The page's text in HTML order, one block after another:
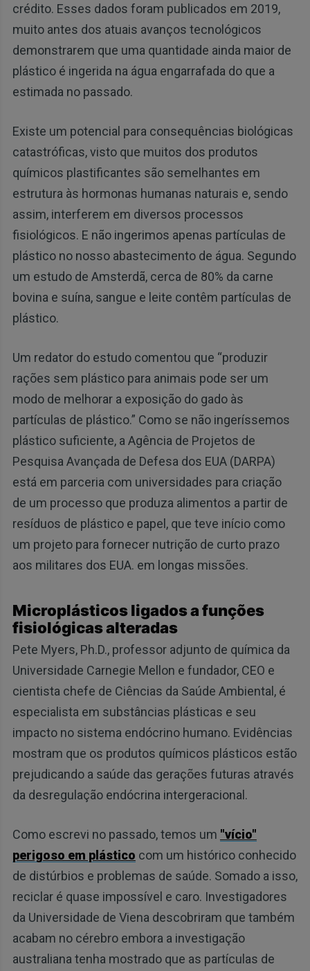
crédito. Esses dados foram publicados em 2019,
muito antes dos atuais avanços tecnológicos
demonstrarem que uma quantidade ainda maior de
plástico é ingerida na água engarrafada do que a
estimada no passado.
Existe um potencial para consequências biológicas
catastróficas, visto que muitos dos produtos
químicos plastificantes são semelhantes em
estrutura às hormonas humanas naturais e, sendo
assim, interferem em diversos processos
fisiológicos. E não ingerimos apenas partículas de
plástico no nosso abastecimento de água. Segundo
um estudo de Amsterdã, cerca de 80% da carne
bovina e suína, sangue e leite contêm partículas de
plástico.
Um redator do estudo comentou que “produzir
rações sem plástico para animais pode ser um
modo de melhorar a exposição do gado às
partículas de plástico.” Como se não ingeríssemos
plástico suficiente, a Agência de Projetos de
Pesquisa Avançada de Defesa dos EUA (DARPA)
está em parceria com universidades para criação
de um processo que produza alimentos a partir de
resíduos de plástico e papel, que teve início como
um projeto para fornecer nutrição de curto prazo
aos militares dos EUA. em longas missões.
Microplásticos ligados a funções
fisiológicas alteradas
Pete Myers, Ph.D., professor adjunto de química da
Universidade Carnegie Mellon e fundador, CEO e
cientista chefe de Ciências da Saúde Ambiental, é
especialista em substâncias plásticas e seu
impacto no sistema endócrino humano. Evidências
mostram que os produtos químicos plásticos estão
prejudicando a saúde das gerações futuras através
da desregulação endócrina intergeracional.
Como escrevi no passado, temos um "vício"
perigoso em plástico com um histórico conhecido
de distúrbios e problemas de saúde. Somado a isso,
reciclar é quase impossível e caro. Investigadores
da Universidade de Viena descobriram que também
acabam no cérebro embora a investigação
australiana tenha mostrado que as partículas de